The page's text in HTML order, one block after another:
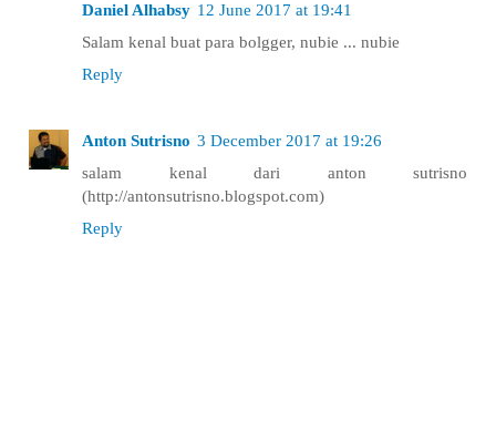
Daniel Alhabsy 12 June 2017 at 19:41
Salam kenal buat para bolgger, nubie ... nubie
Reply
Anton Sutrisno 3 December 2017 at 19:26
salam kenal dari anton sutrisno
(http://antonsutrisno.blogspot.com)
Reply